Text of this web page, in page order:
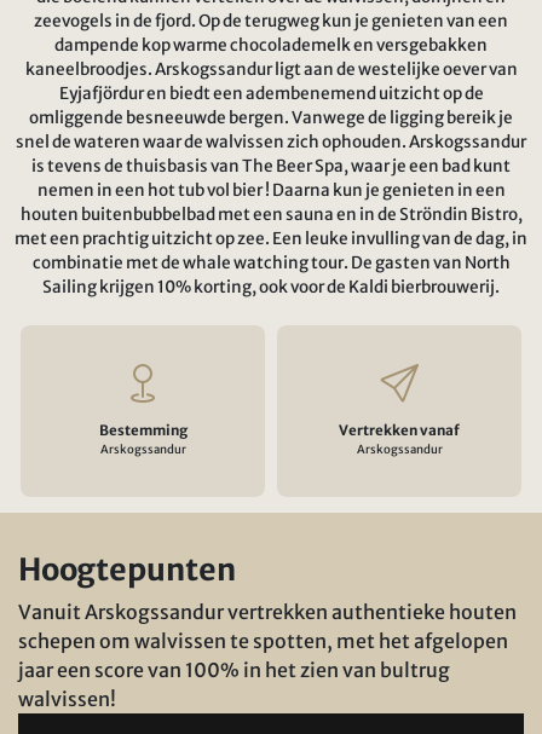
zeevogels in de fjord. Op de terugweg kun je genieten van een
dampende kop warme chocolademelk en versgebakken
kaneelbroodjes. Arskogssandur ligt aan de westelijke oever van
Eyjafjördur en biedt een adembenemend uitzicht op de
omliggende besneeuwde bergen. Vanwege de ligging bereik je
snel de wateren waar de walvissen zich ophouden. Arskogssandur
is tevens de thuisbasis van The Beer Spa, waar je een bad kunt
nemen in een hot tub vol bier ! Daarna kun je genieten in een
houten buitenbubbelbad met een sauna en in de Ströndin Bistro,
met een prachtig uitzicht op zee. Een leuke invulling van de dag, in
combinatie met de whale watching tour. De gasten van North
Sailing krijgen 10% korting, ook voor de Kaldi bierbrouwerij.
Bestemming
Arskogssandur
Vertrekken vanaf
Arskogssandur
Hoogtepunten
Vanuit Arskogssandur vertrekken authentieke houten
schepen om walvissen te spotten, met het afgelopen
jaar een score van 100% in het zien van bultrug
walvissen!